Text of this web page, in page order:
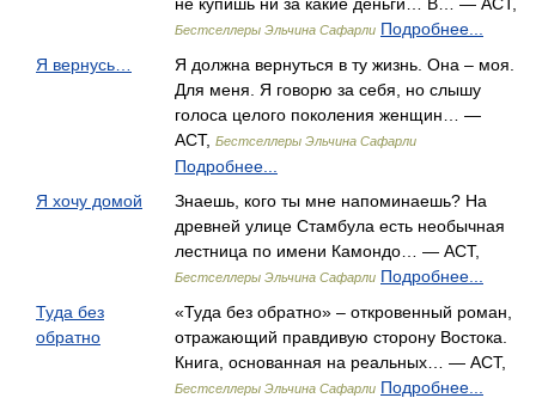
Бестселлеры Эльчина Сафарли Подробнее...
Я вернусь…
Я должна вернуться в ту жизнь. Она – моя.
Для меня. Я говорю за себя, но слышу
голоса целого поколения женщин… —
АСТ, Бестселлеры Эльчина Сафарли
Подробнее...
Я хочу домой
Знаешь, кого ты мне напоминаешь? На
древней улице Стамбула есть необычная
лестница по имени Камондо… — АСТ,
Бестселлеры Эльчина Сафарли Подробнее...
Туда без
обратно
«Туда без обратно» – откровенный роман,
отражающий правдивую сторону Востока.
Книга, основанная на реальных… — АСТ,
Бестселлеры Эльчина Сафарли Подробнее...